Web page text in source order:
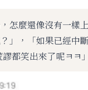
怎麼還像沒有一樣
」，「如果已經中
都笑出來了呢ㅋㅋ